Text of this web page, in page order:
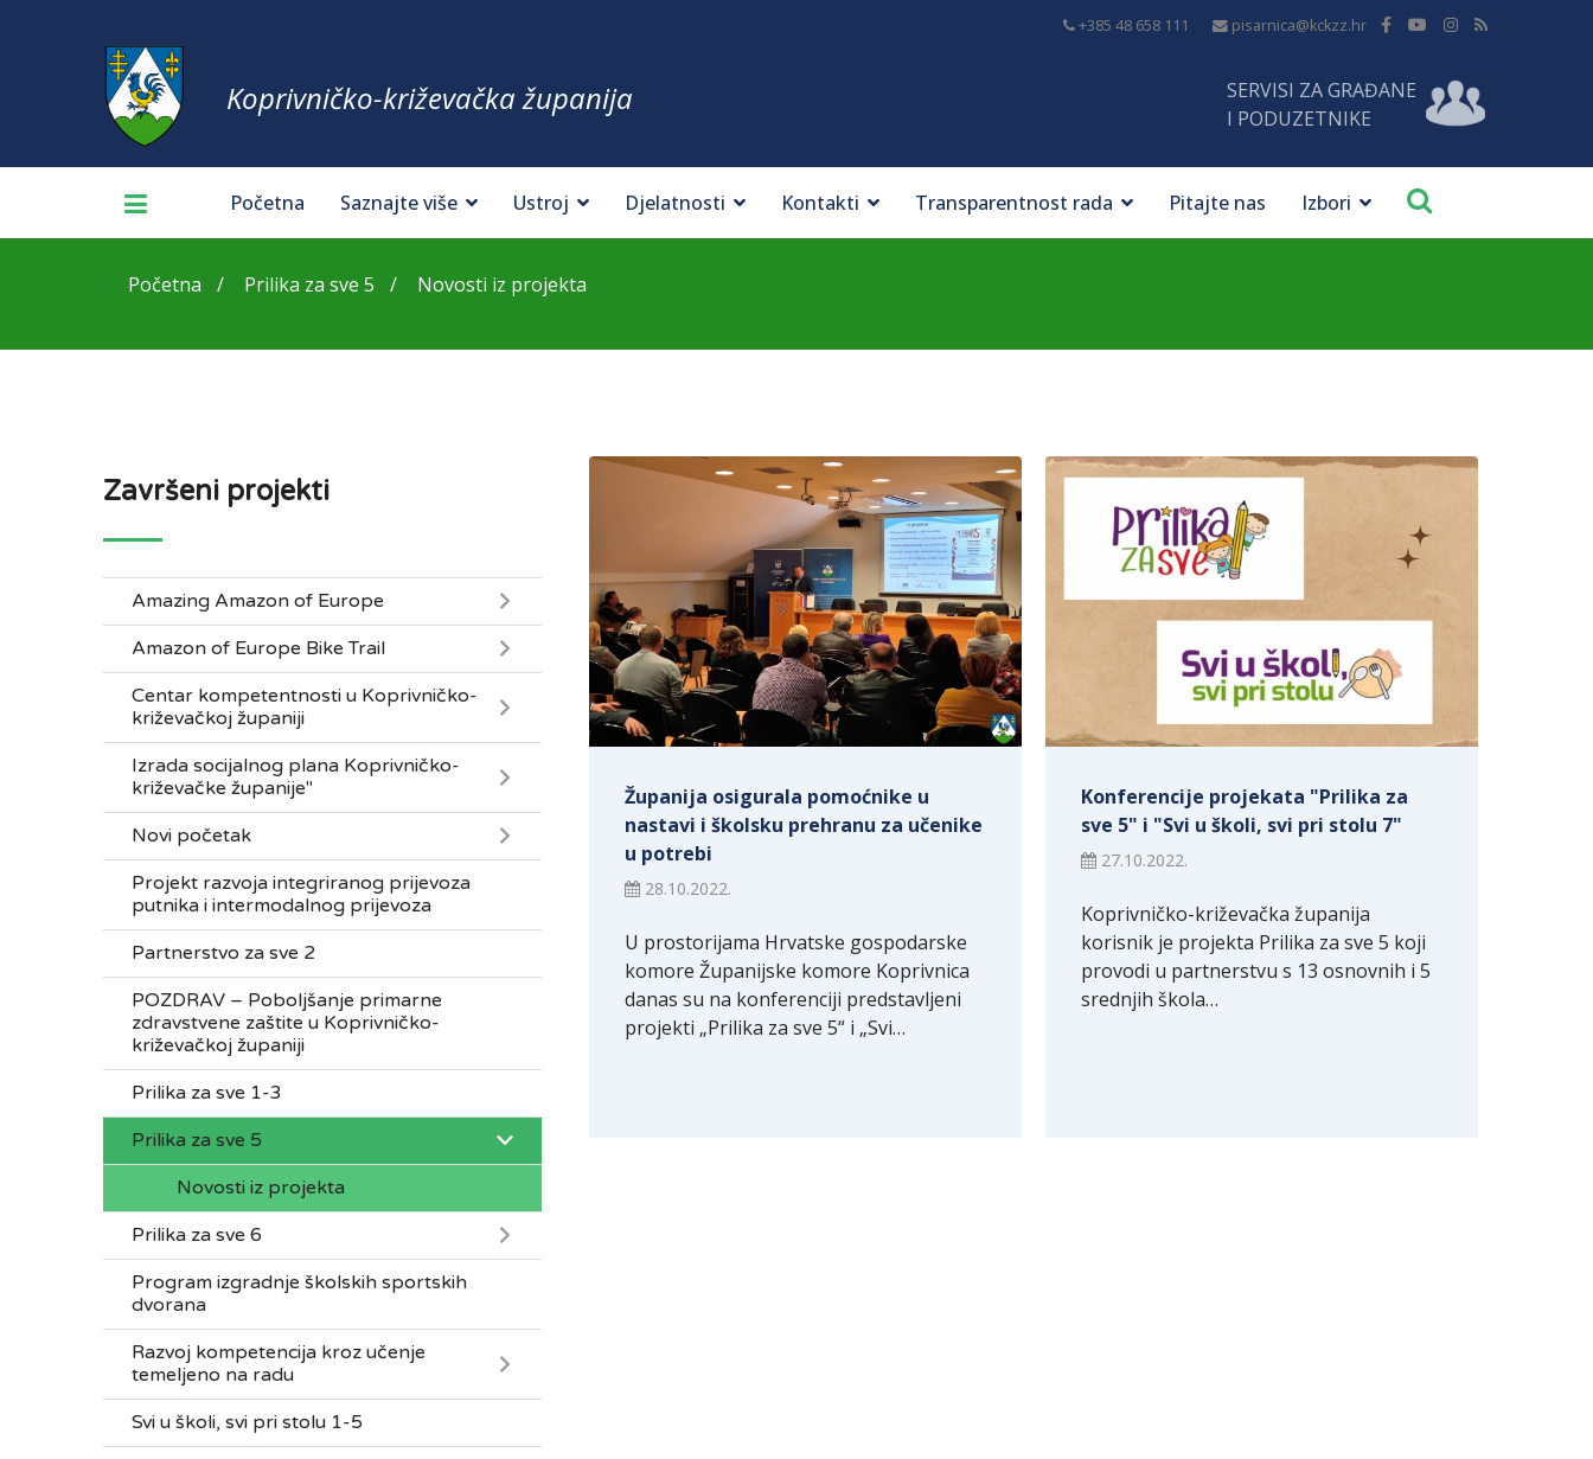
+385 48 658 111 pisarnica@kckzz.hr
Koprivničko-križevačka županija
SERVISI ZA GRAĐANE
I PODUZETNIKE
Početna Saznajte više Ustroj Djelatnosti Kontakti Transparentnost rada Pitajte nas Izbori
Početna Prilika za sve 5 Novosti iz projekta
Završeni projekti
Amazing Amazon of Europe
Amazon of Europe Bike Trail
Centar kompetentnosti u Koprivničko-
križevačkoj županiji
Izrada socijalnog plana Koprivničko-
križevačke županije"
Novi početak
Projekt razvoja integriranog prijevoza
putnika i intermodalnog prijevoza
Partnerstvo za sve 2
POZDRAV – Poboljšanje primarne
zdravstvene zaštite u Koprivničko-
križevačkoj županiji
Prilika za sve 1-3
Prilika za sve 5
Novosti iz projekta
Prilika za sve 6
Program izgradnje školskih sportskih
dvorana
Razvoj kompetencija kroz učenje
temeljeno na radu
Svi u školi, svi pri stolu 1-5
Županija osigurala pomoćnike u
nastavi i školsku prehranu za učenike
u potrebi
28.10.2022.
U prostorijama Hrvatske gospodarske
komore Županijske komore Koprivnica
danas su na konferenciji predstavljeni
projekti „Prilika za sve 5“ i „Svi…
Konferencije projekata "Prilika za
sve 5" i "Svi u školi, svi pri stolu 7"
27.10.2022.
Koprivničko-križevačka županija
korisnik je projekta Prilika za sve 5 koji
provodi u partnerstvu s 13 osnovnih i 5
srednjih škola…